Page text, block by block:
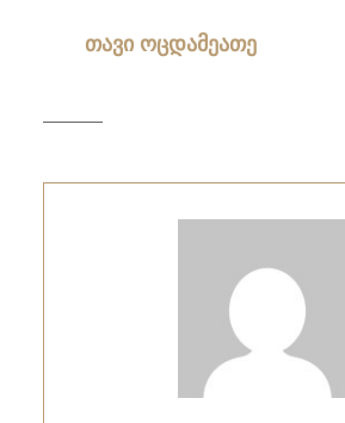
თავი ოცდამეათე